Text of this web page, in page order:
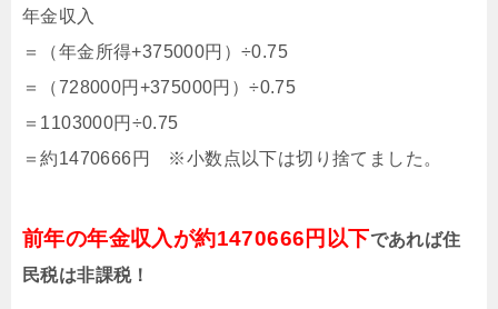
年金収入
＝（年金所得+375000円）÷0.75
＝（728000円+375000円）÷0.75
＝1103000円÷0.75
＝約1470666円 ※小数点以下は切り捨てました。
前年の年金収入が約1470666円以下であれば住
民税は非課税！